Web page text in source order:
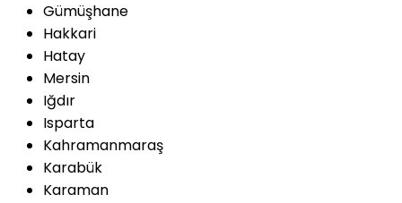
Gümüşhane
Hakkari
Hatay
Mersin
Iğdır
Isparta
Kahramanmaraş
Karabük
Karaman